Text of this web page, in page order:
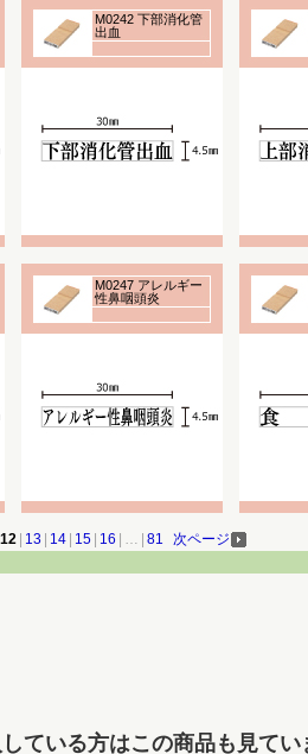
M0242 下部消化管
出血
M0247 アレルギー
性鼻咽頭炎
12 13 14 15 16 … 81 次ページ
ている方はこの商品も見てい